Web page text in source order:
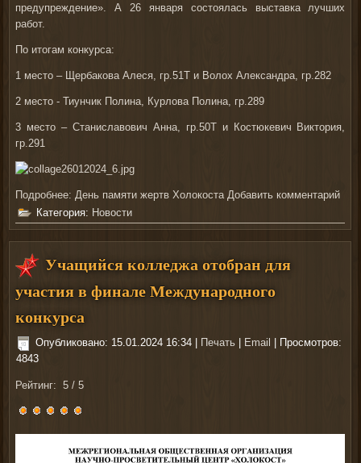
предупреждение» . А 26 января состоялась выставка лучших
работ.
По итогам конкурса:
1 место – Щербакова Алеся, гр.51Т и Волох Александра, гр.282
2 место - Тиунчик Полина, Курлова Полина, гр.289
3 место – Станиславович Анна, гр.50Т и Костюкевич Виктория,
гр.291
Подробнее: День памяти жертв Холокоста Добавить комментарий
Категория: Новости
Учащийся колледжа отобран для
участия в финале Международного
конкурса
Опубликовано: 15.01.2024 16:34 Печать Email
| Просмотров:
4843
Рейтинг:5 /5